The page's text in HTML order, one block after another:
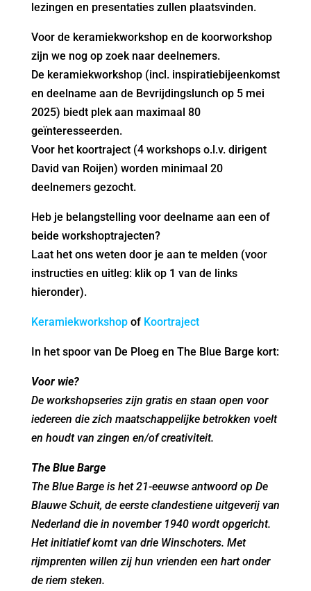
lezingen en presentaties zullen plaatsvinden.
Voor de keramiekworkshop en de koorworkshop
zijn we nog op zoek naar deelnemers.
De keramiekworkshop (incl. inspiratiebijeenkomst
en deelname aan de Bevrijdingslunch op 5 mei
2025) biedt plek aan maximaal 80
geïnteresseerden.
Voor het koortraject (4 workshops o.l.v. dirigent
David van Roijen) worden minimaal 20
deelnemers gezocht.
Heb je belangstelling voor deelname aan een of
beide workshoptrajecten?
Laat het ons weten door je aan te melden (voor
instructies en uitleg: klik op 1 van de links
hieronder).
Keramiekworkshopof Koortraject
In het spoor van De Ploeg en The Blue Barge kort:
Voor wie?
De workshopseries zijn gratis en staan open voor
iedereen die zich maatschappelijke betrokken voelt
en houdt van zingen en/of creativiteit.
The Blue Barge
The Blue Barge is het 21-eeuwse antwoord op De
Blauwe Schuit, de eerste clandestiene uitgeverij van
Nederland die in november 1940 wordt opgericht.
Het initiatief komt van drie Winschoters. Met
rijmprenten willen zij hun vrienden een hart onder
de riem steken.